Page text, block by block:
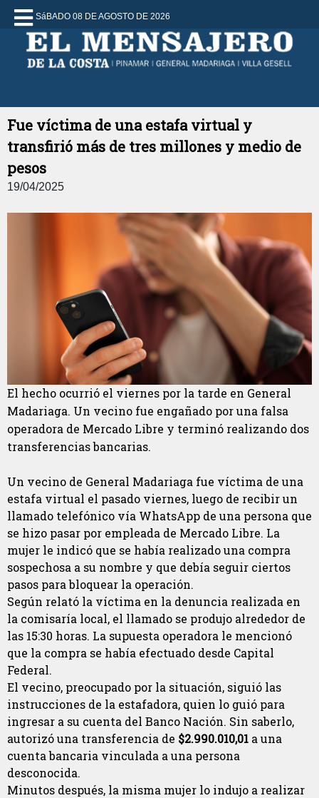
SáBADO 08 DE AGOSTO DE 2026
Fue víctima de una estafa virtual y
transfirió más de tres millones y medio de
pesos
19/04/2025
El hecho ocurrió el viernes por la tarde en General
Madariaga. Un vecino fue engañado por una falsa
operadora de Mercado Libre y terminó realizando dos
transferencias bancarias.
Un vecino de General Madariaga fue víctima de una
estafa virtual el pasado viernes, luego de recibir un
llamado telefónico vía WhatsApp de una persona que
se hizo pasar por empleada de Mercado Libre. La
mujer le indicó que se había realizado una compra
sospechosa a su nombre y que debía seguir ciertos
pasos para bloquear la operación.
Según relató la víctima en la denuncia realizada en
la comisaría local, el llamado se produjo alrededor de
las 15:30 horas. La supuesta operadora le mencionó
que la compra se había efectuado desde Capital
Federal.
El vecino, preocupado por la situación, siguió las
instrucciones de la estafadora, quien lo guió para
ingresar a su cuenta del Banco Nación. Sin saberlo,
autorizó una transferencia de $2.990.010,01 a una
cuenta bancaria vinculada a una persona
desconocida.
Minutos después, la misma mujer lo indujo a realizar